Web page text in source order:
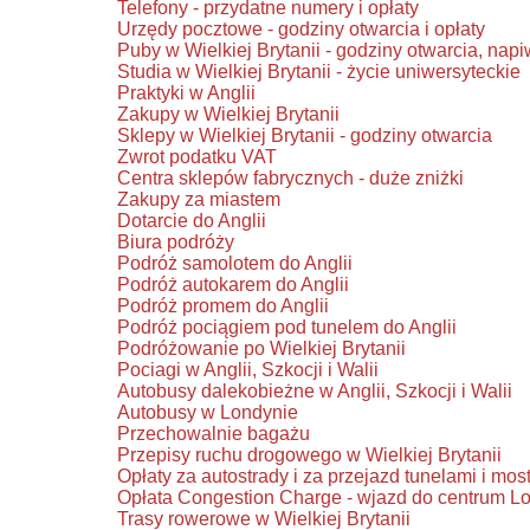
Telefony - przydatne numery i opłaty
Urzędy pocztowe - godziny otwarcia i opłaty
Puby w Wielkiej Brytanii - godziny otwarcia,
Studia w Wielkiej Brytanii - życie uniwersyteckie
Praktyki w Anglii
Zakupy w Wielkiej Brytanii
Sklepy w Wielkiej Brytanii - godziny otwarcia
Zwrot podatku VAT
Centra sklepów fabrycznych - duże zniżki
Zakupy za miastem
Dotarcie do Anglii
Biura podróży
Podróż samolotem do Anglii
Podróż autokarem do Anglii
Podróż promem do Anglii
Podróż pociągiem pod tunelem do Anglii
Podróżowanie po Wielkiej Brytanii
Pociagi w Anglii, Szkocji i Walii
Autobusy dalekobieżne w Anglii, Szkocji i Walii
Autobusy w Londynie
Przechowalnie bagażu
Przepisy ruchu drogowego w Wielkiej Brytanii
Opłaty za autostrady i za przejazd tunelami i
Opłata Congestion Charge - wjazd do centrum
Trasy rowerowe w Wielkiej Brytanii